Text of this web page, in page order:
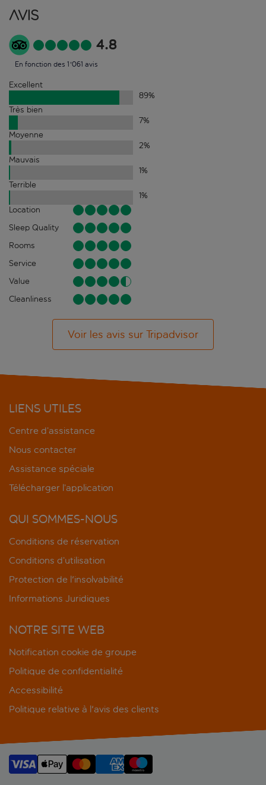
Avis
4.8
En fonction des 1'061 avis
Excellent
89%
Très bien
7%
Moyenne
2%
Mauvais
1%
Terrible
1%
Location
Sleep Quality
Rooms
Service
Value
Cleanliness
Voir les avis sur Tripadvisor
LIENS UTILES
Centre d’assistance
Nous contacter
Assistance spéciale
Télécharger l’application
QUI SOMMES-NOUS
Conditions de réservation
Conditions d’utilisation
Protection de l'insolvabilité
Informations Juridiques
NOTRE SITE WEB
Notification cookie de groupe
Politique de confidentialité
Accessibilité
Politique relative à l'avis des clients